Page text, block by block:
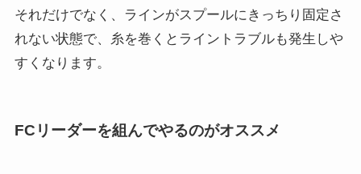
それだけでなく、ラインがスプールにきっちり固定さ
れない状態で、糸を巻くとライントラブルも発生しや
すくなります。
FCリーダーを組んでやるのがオススメ